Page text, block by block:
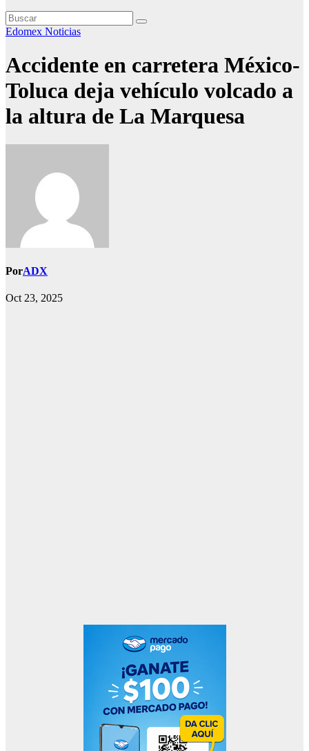
Edomex Noticias
Accidente en carretera México-
Toluca deja vehículo volcado a
la altura de La Marquesa
PorADX
Oct 23, 2025